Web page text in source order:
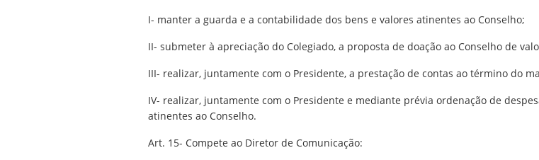
I- manter a guarda e a contabilidade dos bens e valores atinentes ao Conselho;
II- submeter à apreciação do Colegiado, a proposta de doação ao Conselho de
III- realizar, juntamente com o Presidente, a prestação de contas ao término do
IV- realizar, juntamente com o Presidente e mediante prévia ordenação de
atinentes ao Conselho.
Art. 15- Compete ao Diretor de Comunicação: